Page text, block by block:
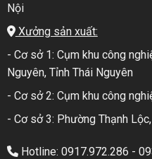
Nội
Xưởng sản xuất:
- Cơ sở 1: Cụm khu công
Nguyên, Tỉnh Thái Nguyên
- Cơ sở 2: Cụm khu công
- Cơ sở 3: Phường Thạnh
Hotline: 0917.972.286 -